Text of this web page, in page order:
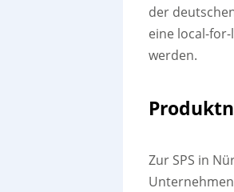
der
eine local-
werden.
Zur SPS in